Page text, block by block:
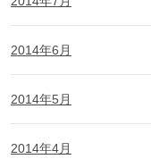
2014年6月
2014年5月
2014年4月